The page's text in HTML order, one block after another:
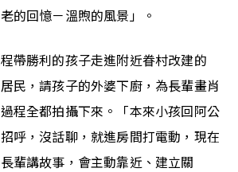
的回憶－溫煦的風景」。
程帶勝利的孩子走進附近眷村改建的
居民，請孩子的外婆下廚，為長輩畫肖
程全都拍攝下來。「本來小孩回阿公
呼，沒話聊，就進房間打電動，現在
輩講故事，會主動靠近、建立關